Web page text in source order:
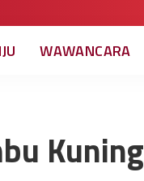
WAWANCARA
Kuning